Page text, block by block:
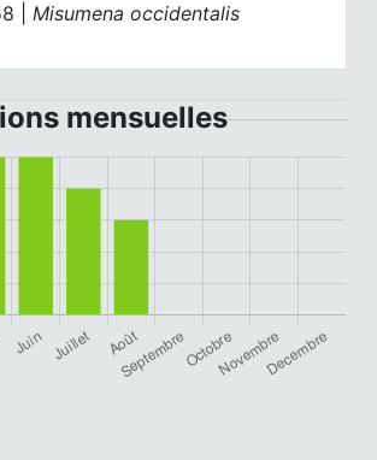
|Misumena occidentalis
mensuelles